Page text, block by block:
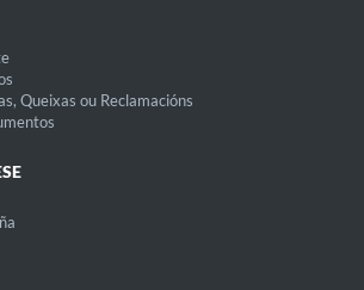
Queixas ou Reclamacións